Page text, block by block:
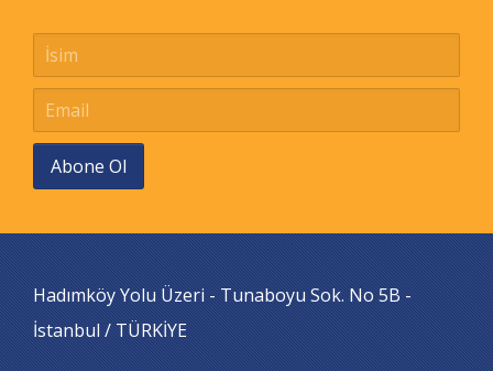
Abone Ol
Hadımköy Yolu Üzeri - Tunaboyu Sok. No 5B -
İstanbul / TÜRKİYE